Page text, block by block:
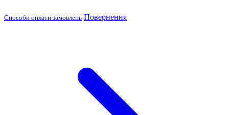
Способи оплати замовлень Повернення